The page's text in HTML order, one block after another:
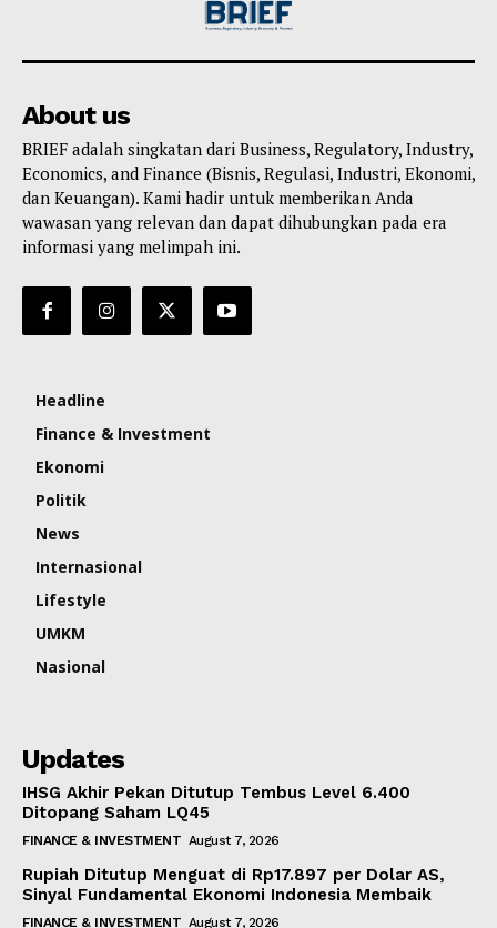
About us
BRIEF adalah singkatan dari Business, Regulatory, Industry,
Economics, and Finance (Bisnis, Regulasi, Industri, Ekonomi,
dan Keuangan). Kami hadir untuk memberikan Anda
wawasan yang relevan dan dapat dihubungkan pada era
informasi yang melimpah ini.
Headline
Finance & Investment
Ekonomi
Politik
News
Internasional
Lifestyle
UMKM
Nasional
Updates
IHSG Akhir Pekan Ditutup Tembus Level 6.400
Ditopang Saham LQ45
FINANCE & INVESTMENT August 7, 2026
Rupiah Ditutup Menguat di Rp17.897 per Dolar AS,
Sinyal Fundamental Ekonomi Indonesia Membaik
FINANCE & INVESTMENT August 7, 2026